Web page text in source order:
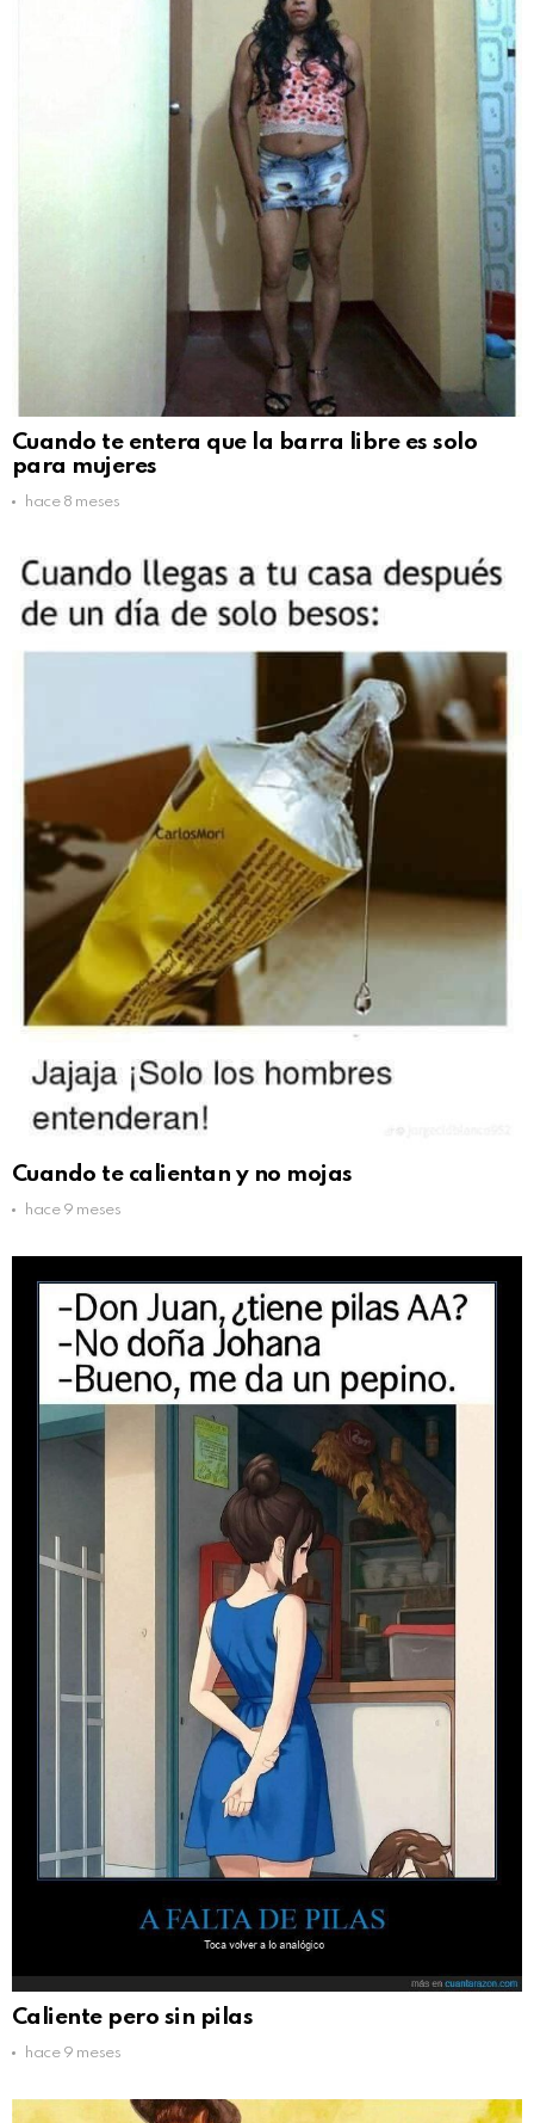
Cuando te entera que la barra libre es solo
para mujeres
hace 8 meses
Cuando te calientan y no mojas
hace 9 meses
Caliente pero sin pilas
hace 9 meses